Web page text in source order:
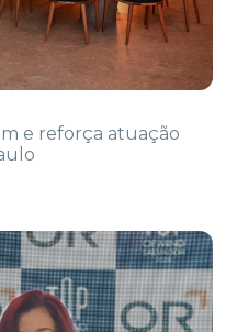
e reforça atuação